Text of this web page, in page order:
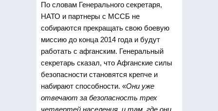
По словам Генерального секретаря,
НАТО и партнеры с МССБ не
собираются прекращать свою боевую
миссию до конца 2014 года и будут
работать с афганским. Генеральный
секретарь сказал, что Афганские силы
безопасности становятся крепче и
набирают способности. «Они уже
отвечают за безопасность трех
четвертей населения, и там, где они